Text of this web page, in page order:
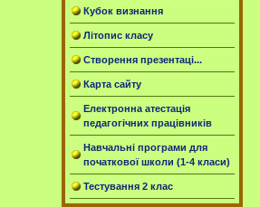
Кубок визнання
Літопис класу
Створення презентаці...
Карта сайту
Електронна атестація
педагогічних працівників
Навчальні програми для
початкової школи (1-4 класи)
Тестування 2 клас